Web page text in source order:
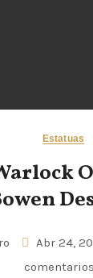
Estatuas
Abr 24,
comentarios